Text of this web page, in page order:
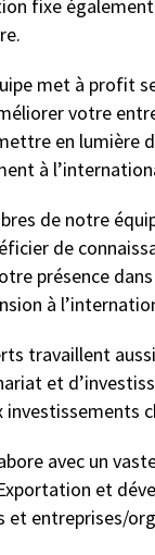
fixe
met à profit
votre
en lumière
à
de notre
de
présence
à
travaillent
et
investissements
avec un
et
et entreprises/